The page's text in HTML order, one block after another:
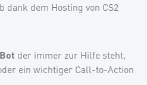
dank dem Hosting von CS2
der immer zur Hilfe steht,
ein wichtiger Call-to-Action